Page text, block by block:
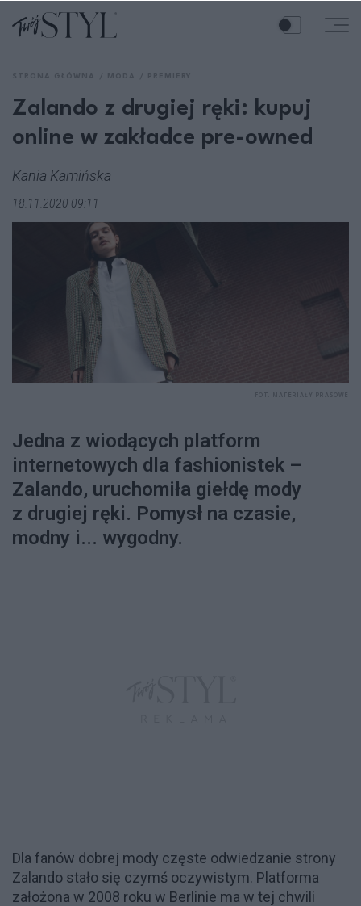
Zalando z drugiej ręki: kupuj
online w zakładce pre-owned
Kania Kamińska
18.11.2020 09:11
Jedna z wiodących platform
internetowych dla fashionistek –
Zalando, uruchomiła giełdę mody
z drugiej ręki. Pomysł na czasie,
modny i... wygodny.
Dla fanów dobrej mody częste odwiedzanie strony
Zalando stało się czymś oczywistym. Platforma
założona w 2008 roku w Berlinie ma w tej chwili